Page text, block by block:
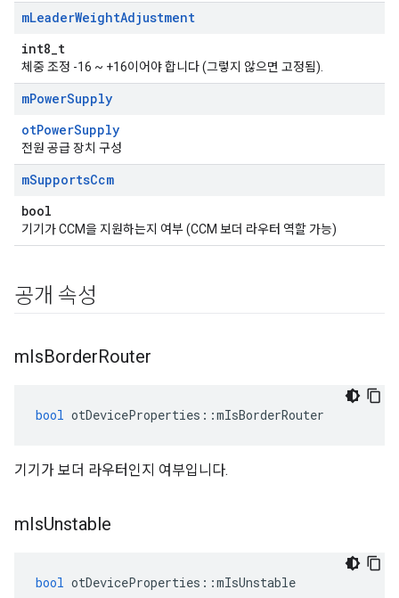
mLeaderWeightAdjustment
int8_t
체중 조정 -16 ~ +16이어야 합니다 (그렇지 않으면 고정됨).
mPowerSupply
otPowerSupply
전원 공급 장치 구성
mSupportsCcm
bool
기기가 CCM을 지원하는지 여부 (CCM 보더 라우터 역할 가능)
공개 속성
mIsBorderRouter
bool otDeviceProperties ::mIsBorderRouter
기기가 보더 라우터인지 여부입니다.
mIsUnstable
bool otDeviceProperties ::mIsUnstable